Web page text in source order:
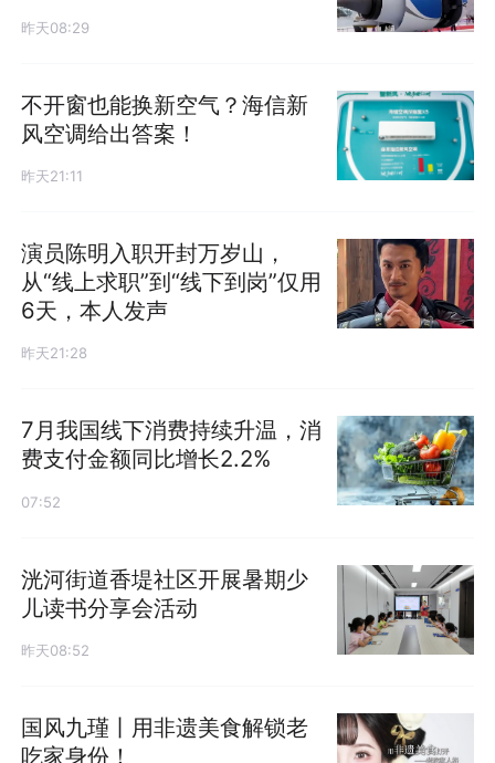
昨天08:29
不开窗也能换新空气？海信新
风空调给出答案！
昨天21:11
演员陈明入职开封万岁山，
从“线上求职”到“线下到岗”仅用
6天，本人发声
昨天21:28
7月我国线下消费持续升温，消
费支付金额同比增长2.2%
07:52
洸河街道香堤社区开展暑期少
儿读书分享会活动
昨天08:52
国风九瑾丨用非遗美食解锁老
吃家身份！